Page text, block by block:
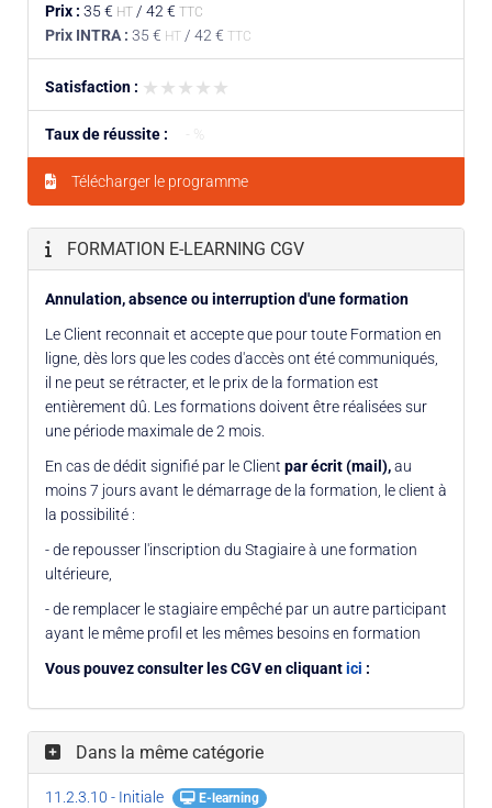
Prix : 35 € HT / 42 € TTC
Prix INTRA : 35 € HT / 42 € TTC
Satisfaction : ★★★★★
★★★★★
Taux de réussite :
Télécharger le programme
FORMATION E-LEARNING CGV
Annulation, absence ou interruption d'une formation
Le Client reconnait et accepte que pour toute Formation en
ligne, dès lors que les codes d'accès ont été communiqués,
il ne peut se rétracter, et le prix de la formation est
entièrement dû. Les formations doivent être réalisées sur
une période maximale de 2 mois.
En cas de dédit signifié par le Client par écrit (mail),au
moins 7 jours avant le démarrage de la formation, le client à
la possibilité :
- de repousser l'inscription du Stagiaire à une formation
ultérieure,
- de remplacer le stagiaire empêché par un autre participant
ayant le même profil et les mêmes besoins en formation
Vous pouvez consulter les CGV en cliquantici :
Dans la même catégorie
11.2.3.10 - Initiale E-learning